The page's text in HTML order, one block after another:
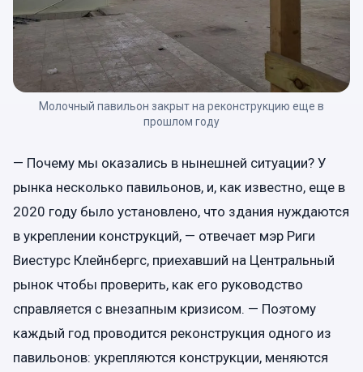
Молочный павильон закрыт на реконструкцию еще в
прошлом году
— Почему мы оказались в нынешней ситуации? У
рынка несколько павильонов, и, как известно, еще в
2020 году было установлено, что здания нуждаются
в укреплении конструкций, — отвечает мэр Риги
Виестурс Клейнбергс, приехавший на Центральный
рынок чтобы проверить, как его руководство
справляется с внезапным кризисом. — Поэтому
каждый год проводится реконструкция одного из
павильонов: укрепляются конструкции, меняются